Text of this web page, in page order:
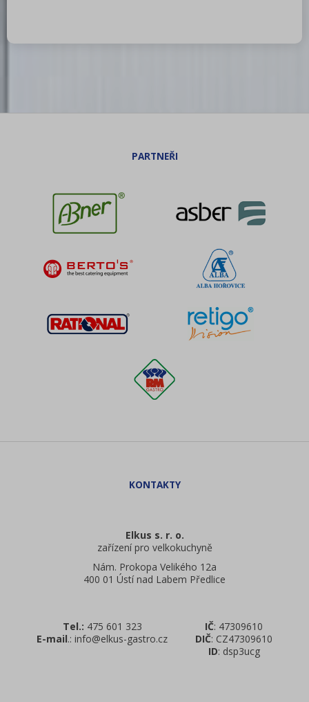
Elkus s. r. o.
zařízení pro velkokuchyně
Nám. Prokopa Velikého 12a
400 01 Ústí nad Labem Předlice
Tel.: 475 601 323
E-mail.: info@elkus-gastro.cz
IČ: 47309610
DIČ: CZ47309610
ID: dsp3ucg